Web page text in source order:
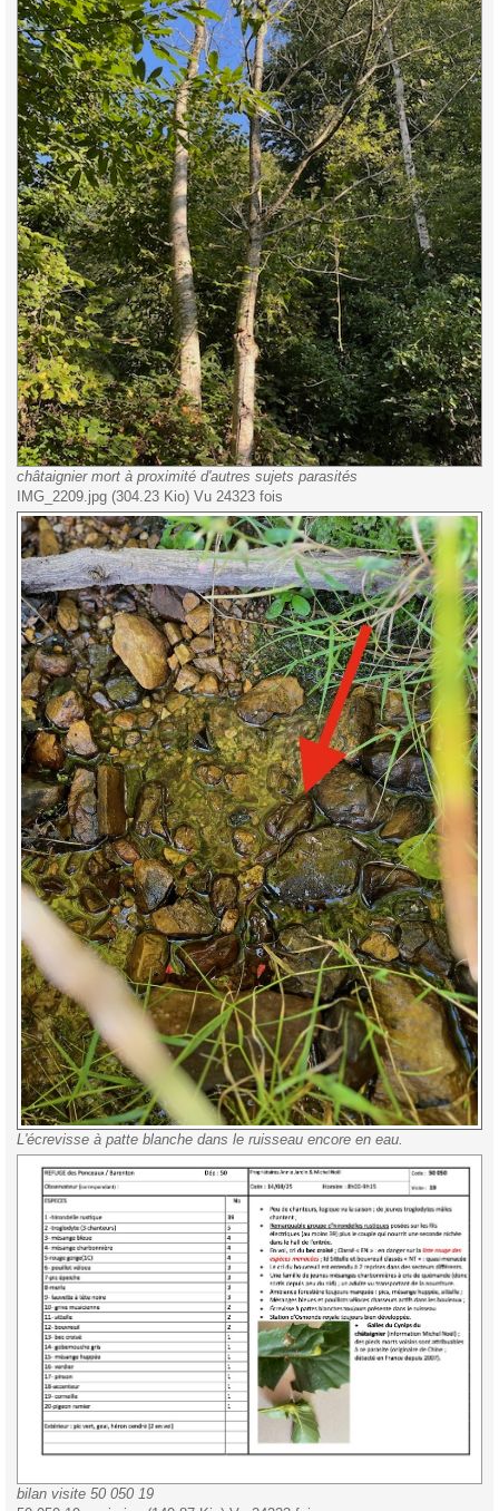
châtaignier mort à proximité d'autres sujets parasités
IMG_2209.jpg (304.23 Kio) Vu 24323 fois
L'écrevisse à patte blanche dans le ruisseau encore en eau.
bilan visite 50 050 19